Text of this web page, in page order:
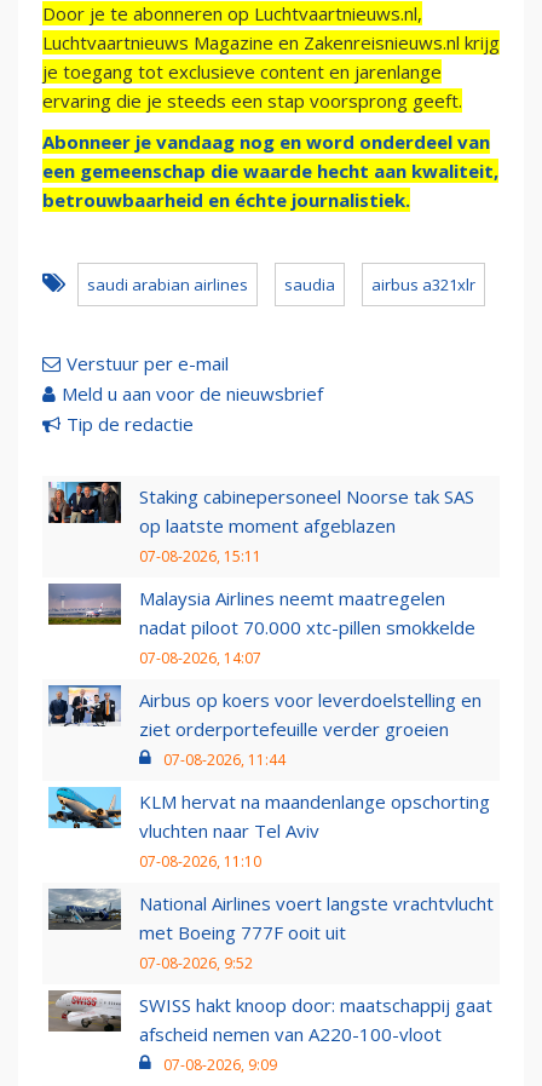
Door je te abonneren op Luchtvaartnieuws.nl,
Luchtvaartnieuws Magazine en Zakenreisnieuws.nl krijg
je toegang tot exclusieve content en jarenlange
ervaring die je steeds een stap voorsprong geeft.
Abonneer je vandaag nog en word onderdeel van
een gemeenschap die waarde hecht aan kwaliteit,
betrouwbaarheid en échte journalistiek.
saudi arabian airlines saudia airbus a321xlr
Verstuur per e-mail
Meld u aan voor de nieuwsbrief
Tip de redactie
Staking cabinepersoneel Noorse tak SAS
op laatste moment afgeblazen
07-08-2026, 15:11
Malaysia Airlines neemt maatregelen
nadat piloot 70.000 xtc-pillen smokkelde
07-08-2026, 14:07
Airbus op koers voor leverdoelstelling en
ziet orderportefeuille verder groeien
07-08-2026, 11:44
KLM hervat na maandenlange opschorting
vluchten naar Tel Aviv
07-08-2026, 11:10
National Airlines voert langste vrachtvlucht
met Boeing 777F ooit uit
07-08-2026, 9:52
SWISS hakt knoop door: maatschappij gaat
afscheid nemen van A220-100-vloot
07-08-2026, 9:09